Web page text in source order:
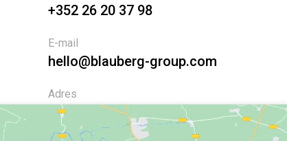
+352 26 20 37 98
E-mail
hello@blauberg-group.com
Adres
BLAUBERG GROUP
28, avenue Pasteur, L-2310 Luxembourg